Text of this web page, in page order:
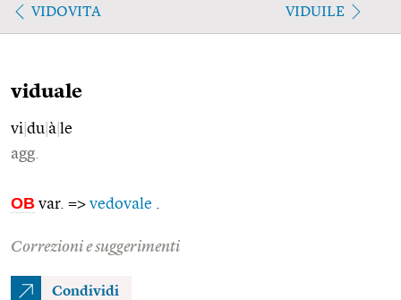
VIDOVITA VIDUILE
viduale
vi du à le
agg.
OB var. => vedovale
Correzioni e suggerimenti
Condividi